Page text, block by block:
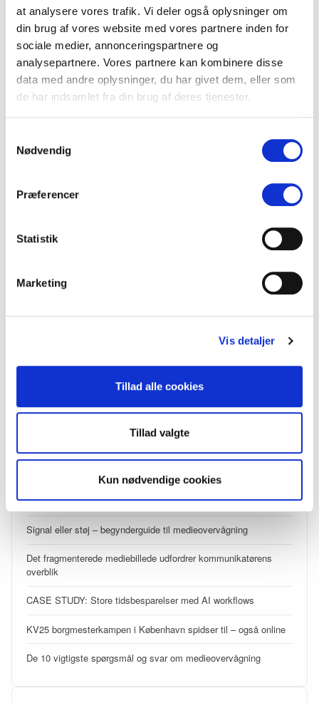
at analysere vores trafik. Vi deler også oplysninger om
din brug af vores website med vores partnere inden for
sociale medier, annonceringspartnere og
analysepartnere. Vores partnere kan kombinere disse
data med andre oplysninger, du har givet dem, eller som
de har indsamlet fra din brug af deres tjenester.
Nødvendig
Præferencer
Statistik
Marketing
Vis detaljer
Tillad alle cookies
Tillad valgte
Kun nødvendige cookies
Søg Søg
KATEGORIER
Analyser
Inspiration
Nyt hos Overskrift
Din mediemonitorering taler nu direkte med din AI
Analyse: Folkemødet 2026 – metoo og AI
Disse temaer kommer til at dominere Folkemødet 2026
Overskrift i nye klæder
Signal eller støj – begynderguide til medieovervågning
Det fragmenterede mediebillede udfordrer kommunikatørens
overblik
CASE STUDY: Store tidsbesparelser med AI workflows
KV25 borgmesterkampen i København spidser til – også online
De 10 vigtigste spørgsmål og svar om medieovervågning